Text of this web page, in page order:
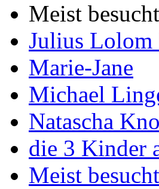
Meist
Julius Lolom
Marie-Jane
Michael
Natascha
die 3 Kinder
Meist